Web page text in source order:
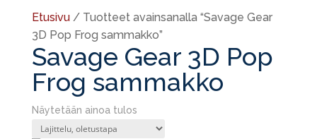
Etusivu/ Tuotteet avainsanalla “Savage Gear
3D Pop Frog sammakko”
Savage Gear 3D Pop
Frog sammakko
Näytetään ainoa tulos